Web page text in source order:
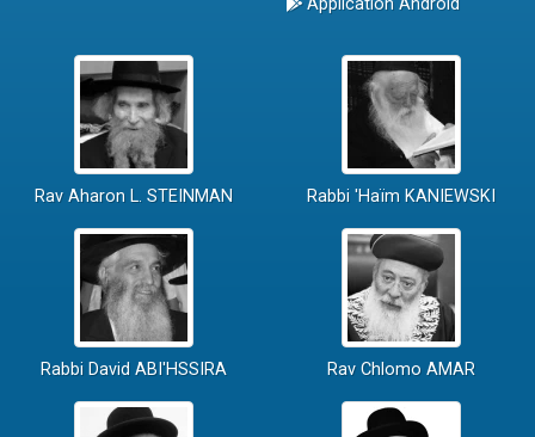
Application Android
Rav Aharon L. STEINMAN Rabbi 'Haïm KANIEWSKI
Rabbi David ABI'HSSIRA Rav Chlomo AMAR